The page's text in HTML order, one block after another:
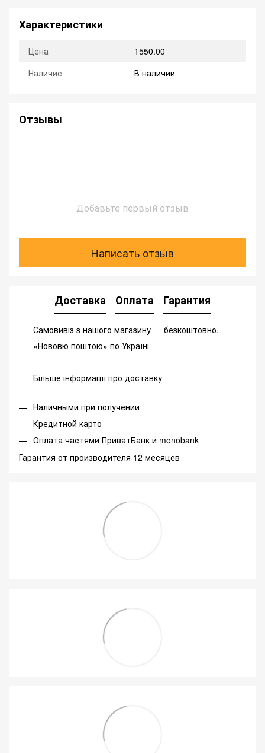
Характеристики
Цена
1550.00
Наличие
В наличии
Отзывы
Добавьте первый отзыв
Написать отзыв
Доставка Оплата Гарантия
Самовивіз з нашого магазину — безкоштовно.
«Нововю поштою» по Україні
Більше інформації про доставку
Наличными при получении
Кредитной карто
Оплата частями ПриватБанк и monobank
Гарантия от производителя 12 месяцев